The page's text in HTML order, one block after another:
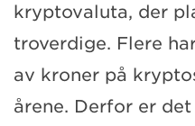
kryptovaluta, der
troverdige. Flere
av kroner på
årene. Derfor er